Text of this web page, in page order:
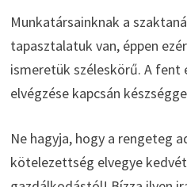
Munkatársainknak a
tapasztalatuk van, éppen
ismeretük széleskörű. A
elvégzése kapcsán
Ne hagyja, hogy a rengeteg
kötelezettség elvegye